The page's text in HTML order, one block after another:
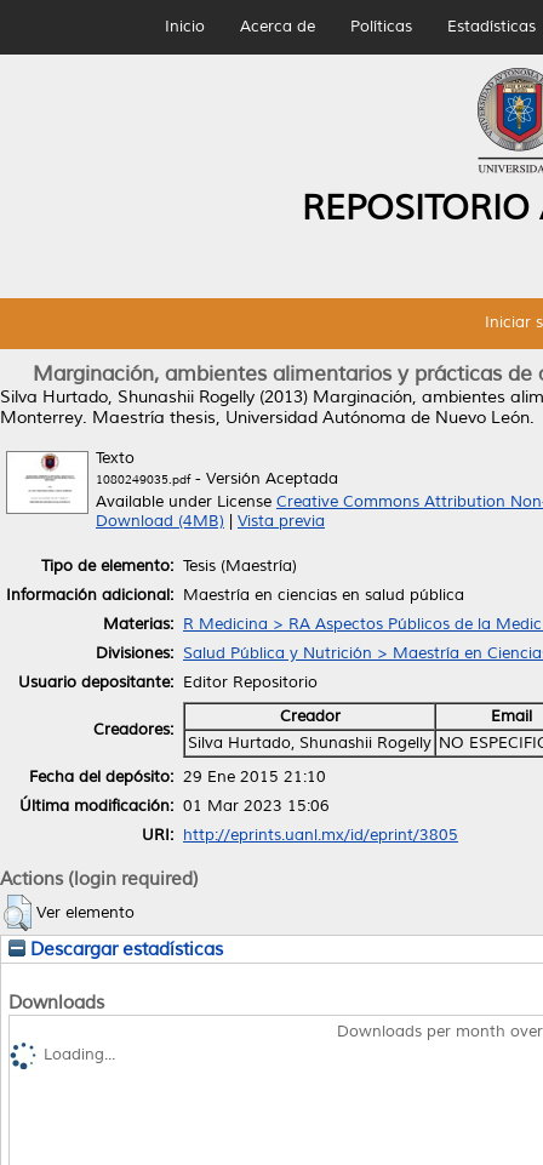
Inicio Acerca de Políticas Estadísticas
Iniciar
Marginación, ambientes alimentarios y prácticas
Silva Hurtado, Shunashii Rogelly (2013) Marginación, ambientes
Monterrey. Maestría thesis, Universidad Autónoma de Nuevo León.
Texto
1080249035.pdf- Versión Aceptada
Available under License Creative Commons Attribution
Download (4MB)
Vista previa
Tipo de elemento: Tesis (Maestría)
Información adicional: Maestría en ciencias en salud pública
Materias: R Medicina > RA Aspectos Públicos de la
Divisiones: Salud Pública y Nutrición > Maestría en
Usuario depositante: Editor Repositorio
Creadores:
Creador
Email
Silva Hurtado, Shunashii Rogelly NO
Fecha del depósito: 29 Ene 2015 21:10
Última modificación: 01 Mar 2023 15:06
URI: http://eprints.uanl.mx/id/eprint/3805
Actions (login required)
Ver elemento
Descargar estadísticas
Downloads
Downloads per month
Loading...